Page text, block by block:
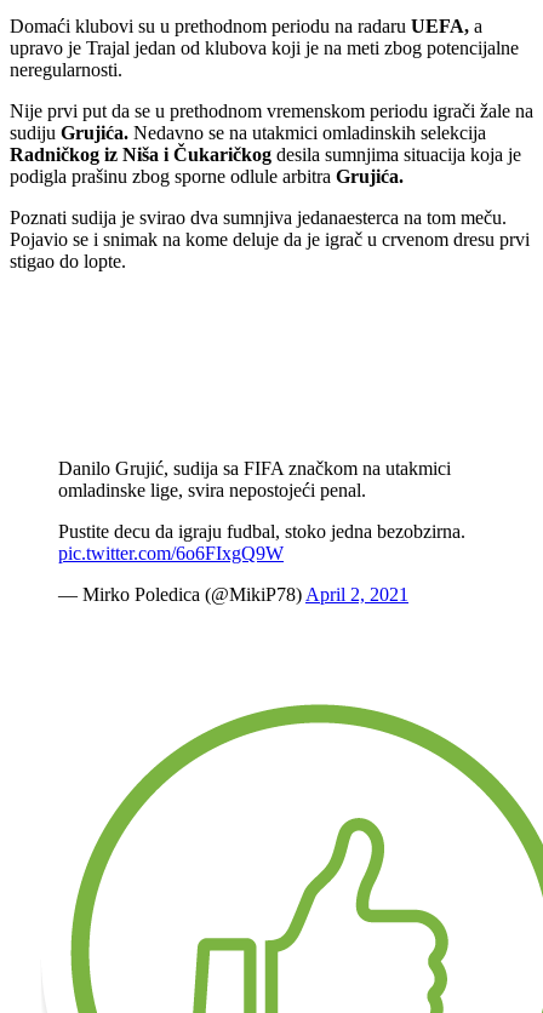
Domaći klubovi su u prethodnom periodu na radaru UEFA, a
upravo je Trajal jedan od klubova koji je na meti zbog potencijalne
neregularnosti.
Nije prvi put da se u prethodnom vremenskom periodu igrači žale na
sudiju Grujića. Nedavno se na utakmici omladinskih selekcija
Radničkog iz Niša i Čukaričkog desila sumnjima situacija koja je
podigla prašinu zbog sporne odlule arbitra Grujića.
Poznati sudija je svirao dva sumnjiva jedanaesterca na tom meču.
Pojavio se i snimak na kome deluje da je igrač u crvenom dresu prvi
stigao do lopte.
Danilo Grujić, sudija sa FIFA značkom na utakmici
omladinske lige, svira nepostojeći penal.
Pustite decu da igraju fudbal, stoko jedna bezobzirna.
pic.twitter.com/6o6FIxgQ9W
— Mirko Poledica (@MikiP78)April 2, 2021